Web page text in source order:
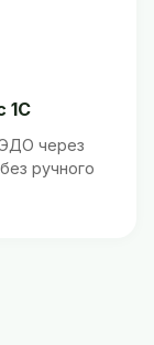
1С
через
ручного